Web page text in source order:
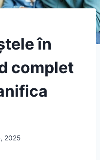
în
complet
2025